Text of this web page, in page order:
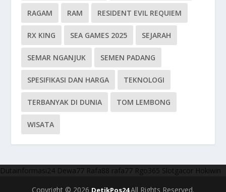
RAGAM RAM RESIDENT EVIL REQUIEM
RX KING SEA GAMES 2025 SEJARAH
SEMAR NGANJUK SEMEN PADANG
SPESIFIKASI DAN HARGA TEKNOLOGI
TERBANYAK DI DUNIA TOM LEMBONG
WISATA
Dutainformasi24 Dewa77 Rafa88 rafa77 Rgo365 Slotgacor Hokiwin
Copyright © 2026 DetikPos24All Rights Reserved.